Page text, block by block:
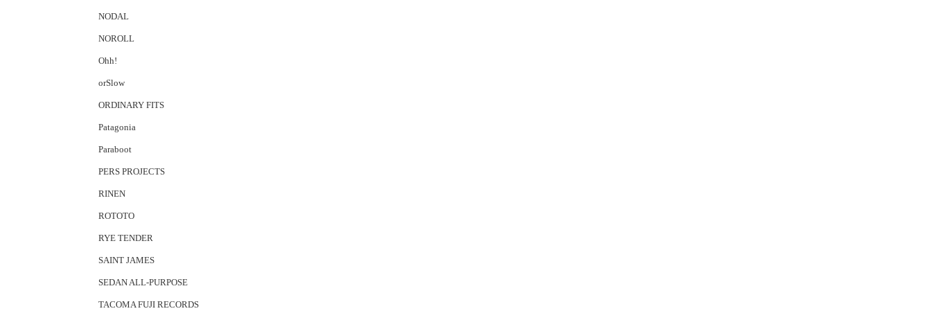
NODAL
NOROLL
Ohh!
orSlow
ORDINARY FITS
Patagonia
Paraboot
PERS PROJECTS
RINEN
ROTOTO
RYE TENDER
SAINT JAMES
SEDAN ALL-PURPOSE
TACOMA FUJI RECORDS